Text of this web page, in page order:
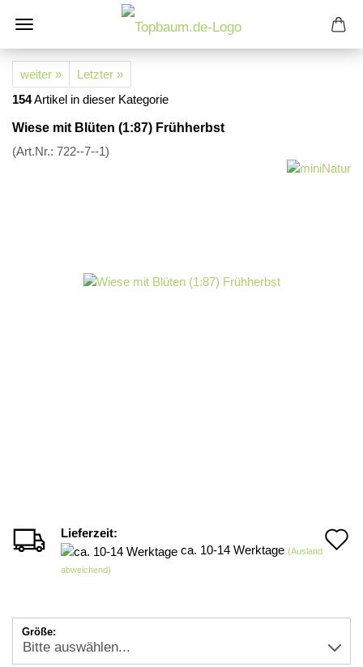
weiter »
Letzter »
154Artikel in dieser Kategorie
Wiese mit Blüten (1:87) Frühherbst
(Art.Nr.: 722--7--1)
Lieferzeit:
ca. 10-14 Werktage (Ausland
abweichend)
Größe: